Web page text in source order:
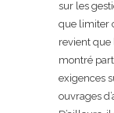
sur les
que limiter
revient que
montré
exigences
ouvrages